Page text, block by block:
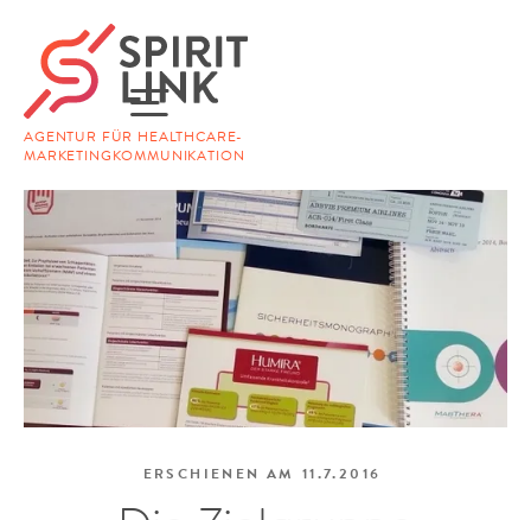
AGENTUR FÜR HEALTHCARE-
MARKETINGKOMMUNIKATION
ERSCHIENEN AM 11.7.2016